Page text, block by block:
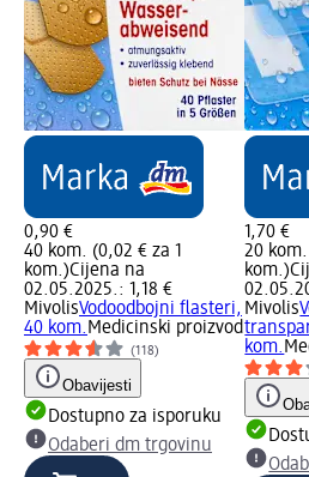
0,90 €
40 kom. (0,02 € za 1
kom.)Cijena na
02.05.2025.: 1,18 €
MivolisVodoodbojni flasteri,
40 kom.Medicinski proizvod
(118)
Obavijesti
Dostupno za isporuku
Odaberi dm trgovinu
1,70 €
20
kom.)
Mivolis
kom.